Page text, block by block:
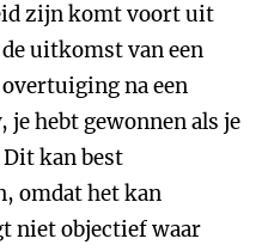
zijn komt voort uit
uitkomst van een
na een
hebt gewonnen als je
kan best
omdat het kan
niet objectief waar